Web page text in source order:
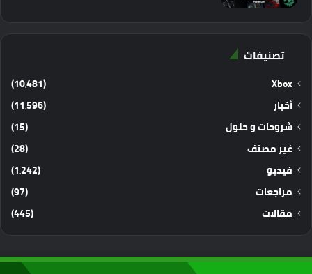
تصنيفات
Xbox
(10٬481)
أخبار
(11٬596)
شروحات و حلول
(15)
غير مصنف
(28)
فيديو
(1٬242)
مراجعات
(97)
مقالات
(445)